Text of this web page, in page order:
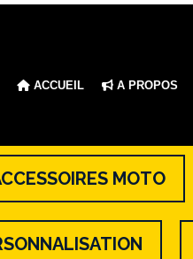
ACCUEIL A PROPOS
MOTO